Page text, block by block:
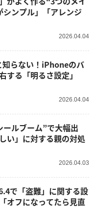
シンプル」「アレンジ
2026.04.04
知らない！iPhoneのバ
する「明るさ設定」
2026.04.04
ールブーム”で大幅出
い」に対する親の対処
2026.04.03
で「盗難」に関する設
オフになってたら見直